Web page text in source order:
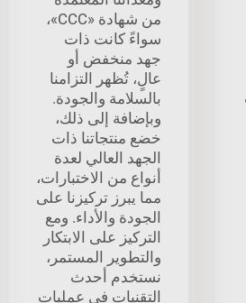
من شهادة «CCC»،
سواءً كانت ذات
جهد منخفض أو
عالٍ، تُظهر التزامنا
بالسلامة والجودة.
وبإضافة إلى ذلك،
خضع منتجاتنا ذات
الجهد العالي لعدة
أنواع من الاختبارات،
مما يبرز تركيزنا على
الجودة والأداء. ومع
التركيز على الابتكار
والتطوير المستمر،
نستخدم أحدث
التقنيات في عمليات